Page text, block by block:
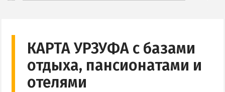
Цены 2026
Карта
КАРТА УРЗУФА с базами
отдыха, пансионатами и
отелями